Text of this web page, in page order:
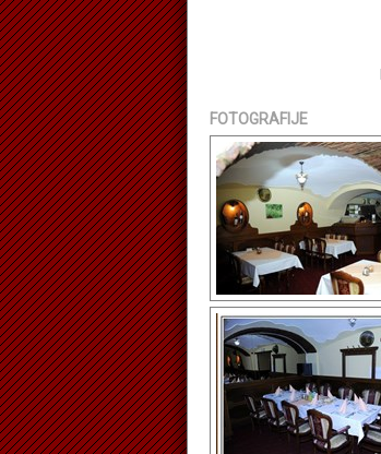
FOTOGRAFIJE